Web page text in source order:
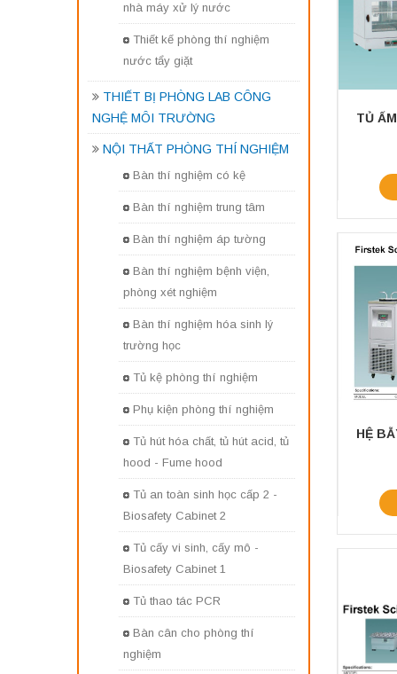
nhà máy xử lý nước
Thiết kế phòng thí nghiệm
nước tẩy giặt
THIẾT BỊ PHÒNG LAB CÔNG
NGHỆ MÔI TRƯỜNG
NỘI THẤT PHÒNG THÍ NGHIỆM
Bàn thí nghiệm có kệ
Bàn thí nghiệm trung tâm
Bàn thí nghiệm áp tường
Bàn thí nghiệm bệnh viện,
phòng xét nghiệm
Bàn thí nghiệm hóa sinh lý
trường học
Tủ kệ phòng thí nghiệm
Phụ kiện phòng thí nghiệm
Tủ hút hóa chất, tủ hút acid, tủ
hood - Fume hood
Tủ an toàn sinh học cấp 2 -
Biosafety Cabinet 2
Tủ cấy vi sinh, cấy mô -
Biosafety Cabinet 1
Tủ thao tác PCR
Bàn cân cho phòng thí
nghiệm